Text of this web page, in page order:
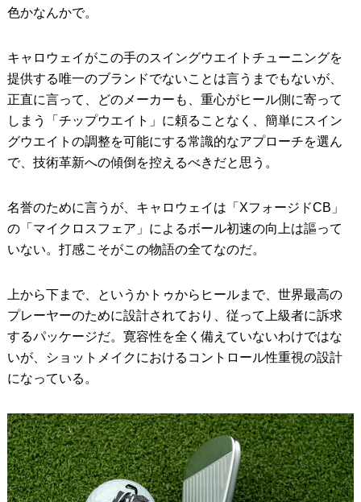
色かなんかで。
キャロウェイがこの手のスイングウエイトチューニングを
提供する唯一のブランドでないことは言うまでもないが、
正直に言って、どのメーカーも、重心がヒール側に寄って
しまう「チップウエイト」に頼ることなく、簡単にスイン
グウエイトの調整を可能にする常識的なアプローチを選ん
で、技術革新への傾倒を控えるべきだと思う。
名誉のために言うが、キャロウェイは「XフォージドCB」
の「マイクロスフェア」によるボール初速の向上は謳って
いない。打感こそがこの物語の全てなのだ。
上から下まで、というかトゥからヒールまで、世界最高の
プレーヤーのために設計されており、従って上級者に訴求
するパッケージだ。寛容性を全く備えていないわけではな
いが、ショットメイクにおけるコントロール性重視の設計
になっている。